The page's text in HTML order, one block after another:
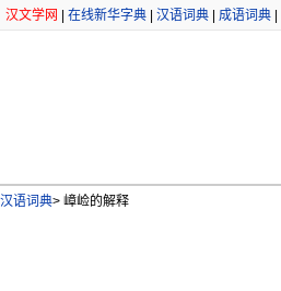
汉文学网 在线新华字典 汉语词典 成语词典
汉语词典> 嶂崄的解释